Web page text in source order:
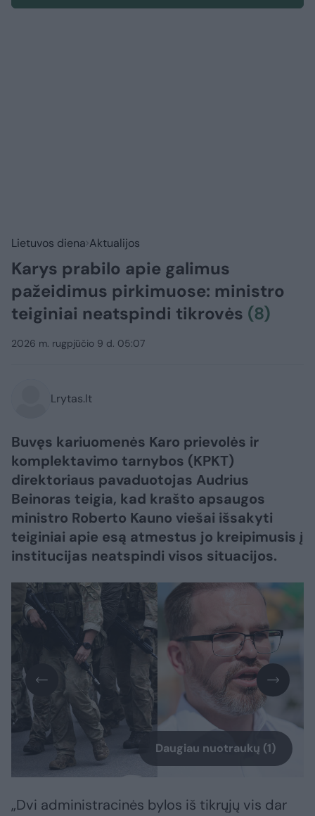
Lietuvos diena Aktualijos
Karys prabilo apie galimus
pažeidimus pirkimuose: ministro
teiginiai neatspindi tikrovės (8)
2026 m. rugpjūčio 9 d. 05:07
Lrytas.lt
Buvęs kariuomenės Karo prievolės ir
komplektavimo tarnybos (KPKT)
direktoriaus pavaduotojas Audrius
Beinoras teigia, kad krašto apsaugos
ministro Roberto Kauno viešai išsakyti
teiginiai apie esą atmestus jo kreipimusis į
institucijas neatspindi visos situacijos.
Daugiau nuotraukų (1)
„Dvi administracinės bylos iš tikrųjų vis dar